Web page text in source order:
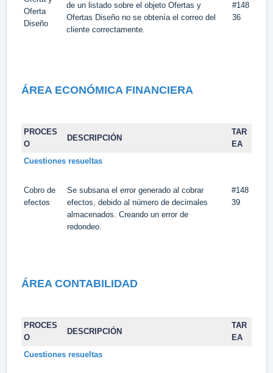
Oferta
Diseño
de un listado sobre el objeto Ofertas y
Ofertas Diseño no se obtenía el correo del
cliente correctamente.
#148
36
ÁREA ECONÓMICA FINANCIERA
PROCES
O
DESCRIPCIÓN
TAR
EA
Cuestiones resueltas
Cobro de
efectos
Se subsana el error generado al cobrar
efectos, debido al número de decimales
almacenados. Creando un error de
redondeo.
#148
39
ÁREA CONTABILIDAD
PROCES
O
DESCRIPCIÓN
TAR
EA
Cuestiones resueltas